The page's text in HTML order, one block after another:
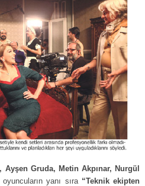
Ayşen Gruda, Metin Akpınar, Nurgül
yanı sıra “Teknik ekipten